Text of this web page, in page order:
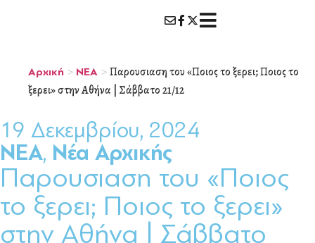
Αρχική > ΝΕΑ >Παρουσιαση του «Ποιος το ξερει; Ποιος το
ξερει» στην Αθήνα | Σάββατο 21/12
19 Δεκεμβρίου, 2024
ΝΕΑ, Νέα Αρχικής
Παρουσιαση του «Ποιος
το ξερει; Ποιος το ξερει»
στην Αθήνα | Σάββατο